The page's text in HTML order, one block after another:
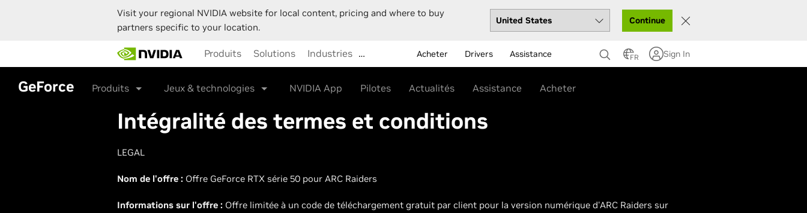
Visit your regional NVIDIA website for local content, pricing and where to buy
partners specific to your location.
Continue
main
content
Produits Solutions Industries … Acheter Drivers Assistance FR Sign In
GeForce Produits Jeux & technologies NVIDIA App Pilotes Actualités Assistance Acheter
Intégralité des termes et conditions
LEGAL
Nom de l'offre : Offre GeForce RTX série 50 pour ARC Raiders
Informations sur l'offre : Offre limitée à un code de téléchargement gratuit par client pour la version numérique d'ARC Raiders sur